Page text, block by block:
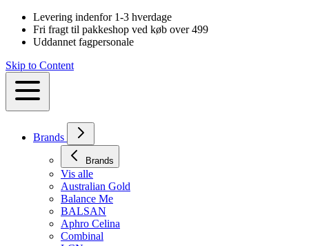
Levering indenfor 1-3 hverdage
Fri fragt til pakkeshop ved køb over 499
Uddannet fagpersonale
Skip to Content
Brands
Brands
Vis alle
Australian Gold
Balance Me
BALSAN
Aphro Celina
Combinal